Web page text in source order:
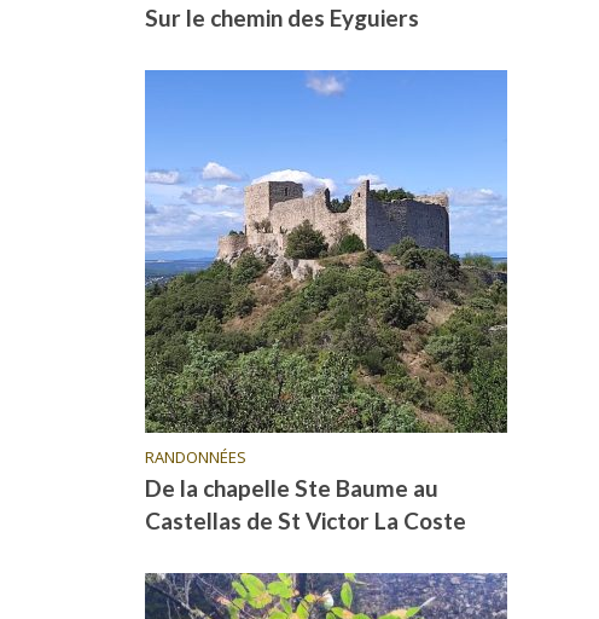
Sur le chemin des Eyguiers
RANDONNÉES
De la chapelle Ste Baume au
Castellas de St Victor La Coste